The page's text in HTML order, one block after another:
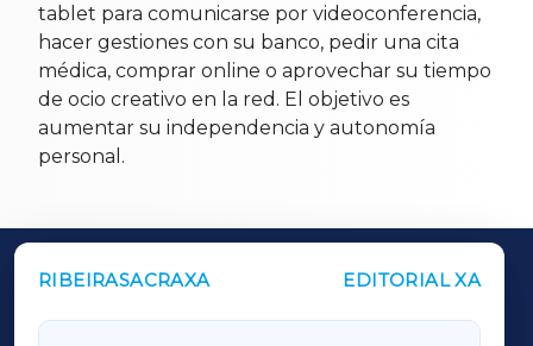
tablet para comunicarse por videoconferencia,
hacer gestiones con su banco, pedir una cita
médica, comprar online o aprovechar su tiempo
de ocio creativo en la red. El objetivo es
aumentar su independencia y autonomía
personal.
RIBEIRASACRAXA EDITORIAL XA
OUTROS PERIÓDICOS